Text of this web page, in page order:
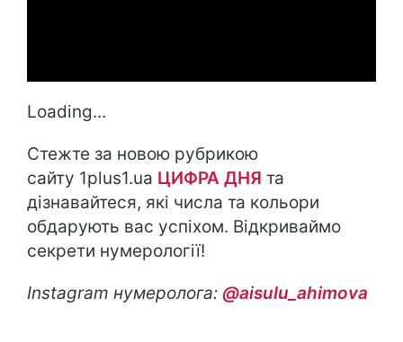
Loading...
Стежте за новою рубрикою
сайту 1plus1.ua ЦИФРА ДНЯ та
дізнавайтеся, які числа та кольори
обдарують вас успіхом. Відкриваймо
секрети нумерології!
Instagram нумеролога: @aisulu_ahimova